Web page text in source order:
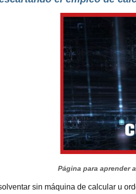
Página para aprender
sin máquina de calcular u